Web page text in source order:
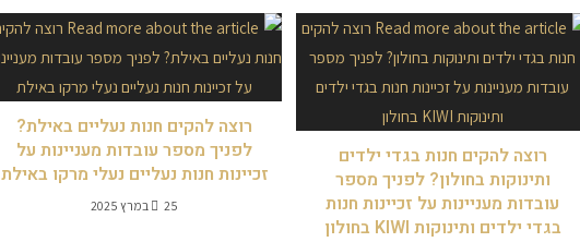
רוצה להקים חנות נעליים באילת?
לפניך מספר עובדות מעניינות על
זכיינות חנות נעליים נעלי מרקו באילת
25 במרץ 2025
רוצה להקים חנות בגדי ילדים
ותינוקות בחולון? לפניך מספר
עובדות מעניינות על זכיינות חנות
בגדי ילדים ותינוקות KIWI בחולון